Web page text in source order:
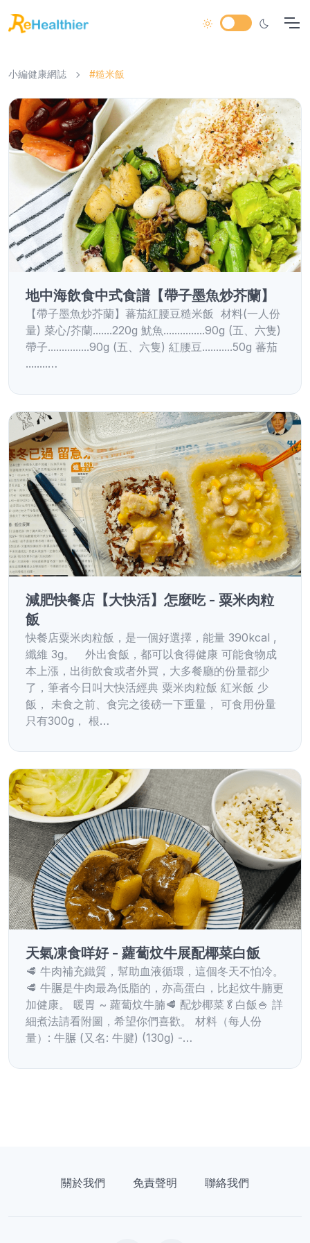
小編健康網誌 #糙米飯
地中海飲食中式食譜【帶子墨魚炒芥蘭】
【帶子墨魚炒芥蘭】蕃茄紅腰豆糙米飯 材料(一人份
量) 菜心/芥蘭.......220g 魷魚...............90g (五、六隻)
帶子...............90g (五、六隻) 紅腰豆...........50g 蕃茄
........…
減肥快餐店【大快活】怎麼吃 - 粟米肉粒
飯
快餐店粟米肉粒飯，是一個好選擇，能量 390kcal ,
纖維 3g。 外出食飯，都可以食得健康 可能食物成
本上漲，出街飲食或者外買，大多餐廳的份量都少
了，筆者今日叫大快活經典 粟米肉粒飯 紅米飯 少
飯， 未食之前、食完之後磅一下重量， 可食用份量
只有300g， 根…
天氣凍食咩好 - 蘿蔔炆牛展配椰菜白飯
🥩 牛肉補充鐵質，幫助血液循環，這個冬天不怕冷。
🥩 牛𦟌是牛肉最為低脂的，亦高蛋白，比起炆牛腩更
加健康。 暖胃 ~ 蘿蔔炆牛腩🥩 配炒椰菜🥬白飯🍚 詳
細煮法請看附圖，希望你們喜歡。 材料（每人份
量）: 牛𦟌 (又名: 牛腱) (130g) -…
關於我們 免責聲明 聯絡我們